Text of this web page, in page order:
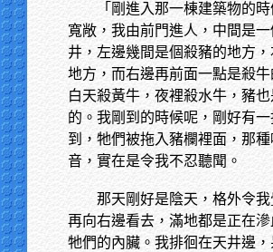
「剛進入那一棟建築物的
寬敞，我由前門進人，中間是
井，左邊幾間是個殺豬的地方
地方，而右邊再前面一點是殺
白天殺黃牛，夜裡殺水牛，豬
的。我剛到的時候呢，剛好有
到，牠們被拖入豬欄裡面，那
音，實在是令我不忍聽聞。
那天剛好是陰天，格外令
再向右邊看去，滿地都是正在
牠們的內臟。我排徊在天井邊，